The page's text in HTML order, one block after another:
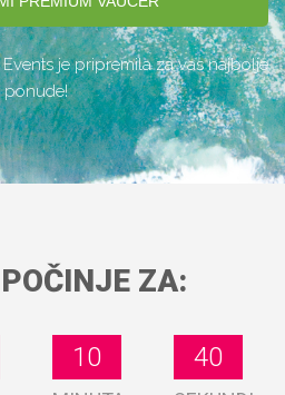
je pripremila za vas najbolje
ponude!
ZA:
10
10 40
41